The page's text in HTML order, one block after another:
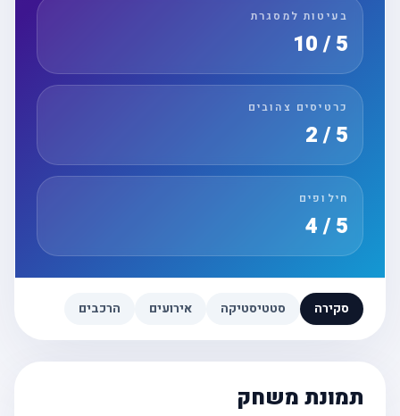
בעיטות למסגרת
כרטיסים צהובים
חילופים
סקירה סטטיסטיקה אירועים הרכבים
תמונת משחק